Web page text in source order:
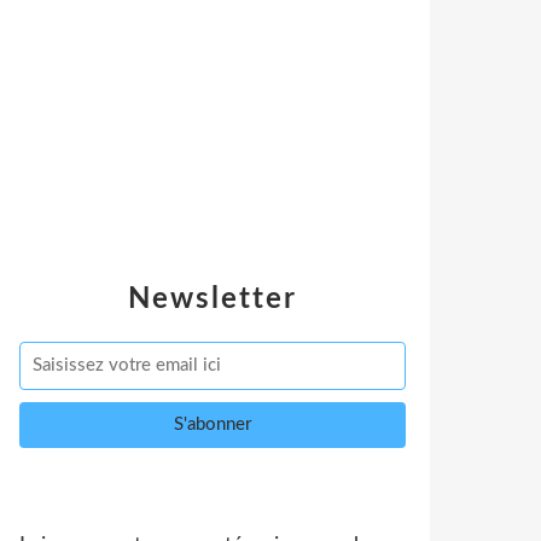
Newsletter